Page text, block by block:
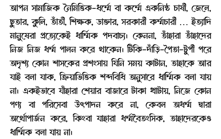
আপন সামাজিক নৈমিত্তিক-ধর্ম্মে বা কর্ম্মে একনিষ্ঠ চাষী, জেলে,
ছুতার, কুলি, তাঁতী, শিক্ষক, ডাক্তার, সরকারী কর্ম্মচারী … ইত্যাদি
মানুষেরা প্রত্যেকেই ধার্ম্মিক পদবাচ্য। কেননা, তাঁহারা তাঁহাদের
নিজ নিজ ধর্ম্ম পালন করে থাকেন। টিকি-দাঁড়ি-পৈতা-টুপী পরে
অদৃশ্য কোন শাসকের প্রশংসায় যিনি সময় কাটান, তাহাকে আর
যাই বলা যাক, ক্রিয়াভিত্তিক শব্দবিধি অনুসারে ধার্ম্মিক বলা যায়
না। একইভাবে যাঁহারা শেয়ার বাজারে টাকা খাটায়, নিজে কোন
পণ্য বা পরিসেবা উৎপাদন করে না, কেবল অধর্ম্ম দ্বারা
অর্থোপার্জন করে, কিংবা যাহারা ধর্ম্মবৈতংসিক, তাহাদেরকেও
ধার্ম্মিক বলা যায় না।